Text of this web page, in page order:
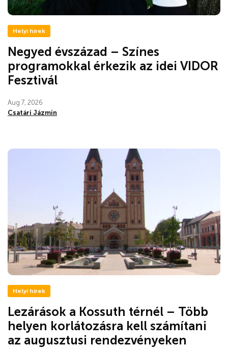
Helyi hírek
Negyed évszázad – Színes
programokkal érkezik az idei VIDOR
Fesztivál
Aug 7, 2026
Csatári Jázmin
Helyi hírek
Lezárások a Kossuth térnél – Több
helyen korlátozásra kell számítani
az augusztusi rendezvényeken